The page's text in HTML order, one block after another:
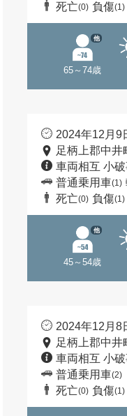
死亡(0) 負傷(1)
65～74歳
他
2024年12月9
足柄上郡中井
車両相互 小
普通乗用車(1)
死亡(0) 負傷(1)
45～54歳
他
2024年12月8
足柄上郡中井
車両相互 小
普通乗用車(2)
死亡(0) 負傷(1)